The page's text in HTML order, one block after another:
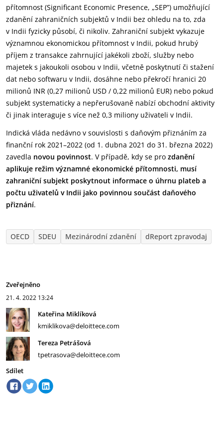
přítomnost (Significant Economic Presence, „SEP”) umožňující
zdanění zahraničních subjektů v Indii bez ohledu na to, zda
v Indii fyzicky působí, či nikoliv. Zahraniční subjekt vykazuje
významnou ekonomickou přítomnost v Indii, pokud hrubý
příjem z transakce zahrnující jakékoli zboží, služby nebo
majetek s jakoukoli osobou v Indii, včetně poskytnutí či stažení
dat nebo softwaru v Indii, dosáhne nebo překročí hranici 20
milionů INR (0,27 milionů USD / 0,22 milionů EUR) nebo pokud
subjekt systematicky a nepřerušovaně nabízí obchodní aktivity
či jinak interaguje s více než 0,3 miliony uživateli v Indii.
Indická vláda nedávno v souvislosti s daňovým přiznáním za
finanční rok 2021–2022 (od 1. dubna 2021 do 31. března 2022)
zavedla novou povinnost. V případě, kdy se pro zdanění
aplikuje režim významné ekonomické přítomnosti, musí
zahraniční subjekt poskytnout informace o úhrnu plateb a
počtu uživatelů v Indii jako povinnou součást daňového
přiznání.
OECD SDEU Mezinárodní zdanění dReport zpravodaj
Zveřejněno
21. 4. 2022 13:24
Kateřina Miklíková
kmiklikova@deloittece.com
Tereza Petrášová
tpetrasova@deloittece.com
Sdílet